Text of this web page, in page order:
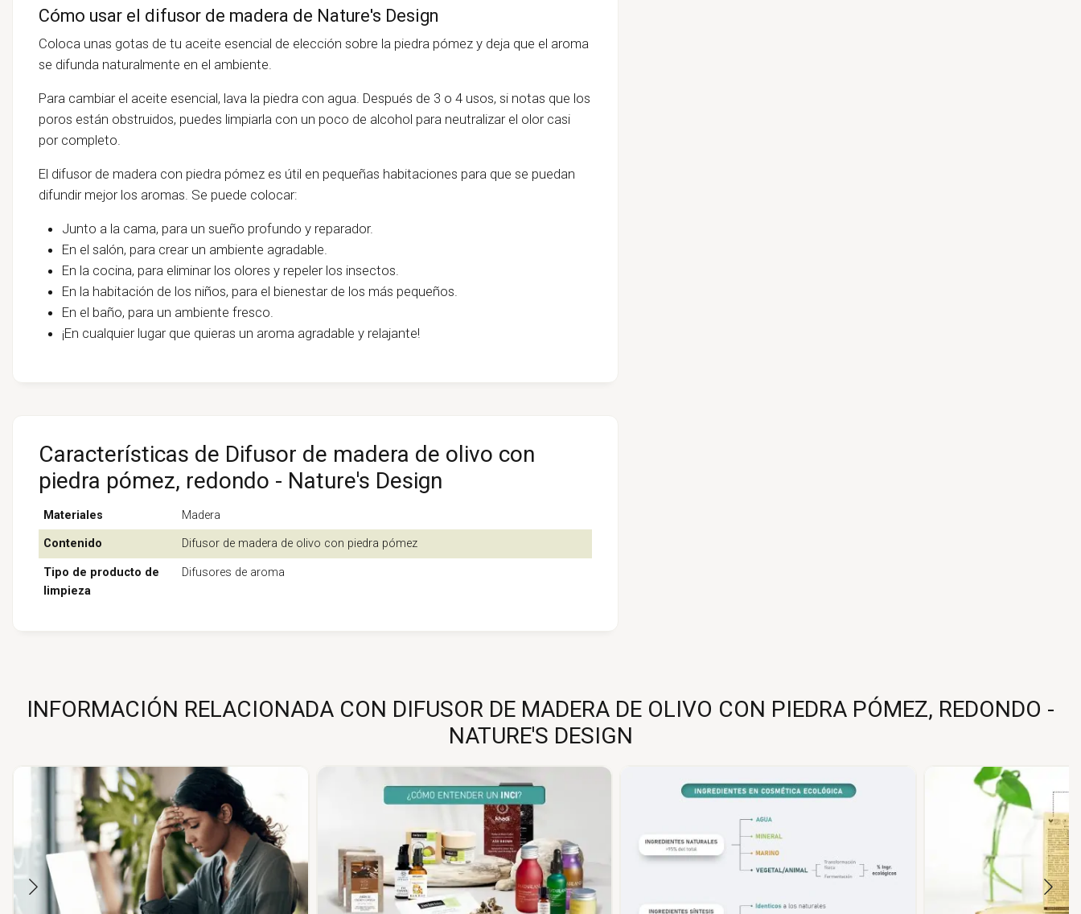
Cómo usar el difusor de madera de Nature's Design
Coloca unas gotas de tu aceite esencial de elección sobre la piedra pómez y deja que el aroma
se difunda naturalmente en el ambiente.
Para cambiar el aceite esencial, lava la piedra con agua. Después de 3 o 4 usos, si notas que los
poros están obstruidos, puedes limpiarla con un poco de alcohol para neutralizar el olor casi
por completo.
El difusor de madera con piedra pómez es útil en pequeñas habitaciones para que se puedan
difundir mejor los aromas. Se puede colocar:
Junto a la cama, para un sueño profundo y reparador.
En el salón, para crear un ambiente agradable.
En la cocina, para eliminar los olores y repeler los insectos.
En la habitación de los niños, para el bienestar de los más pequeños.
En el baño, para un ambiente fresco.
¡En cualquier lugar que quieras un aroma agradable y relajante!
Características de Difusor de madera de olivo con
piedra pómez, redondo - Nature's Design
Materiales Madera
Contenido Difusor de madera de olivo con piedra pómez
Tipo de producto de
limpieza
Difusores de aroma
INFORMACIÓN RELACIONADA CON DIFUSOR DE MADERA DE OLIVO CON PIEDRA PÓMEZ, REDONDO -
NATURE'S DESIGN